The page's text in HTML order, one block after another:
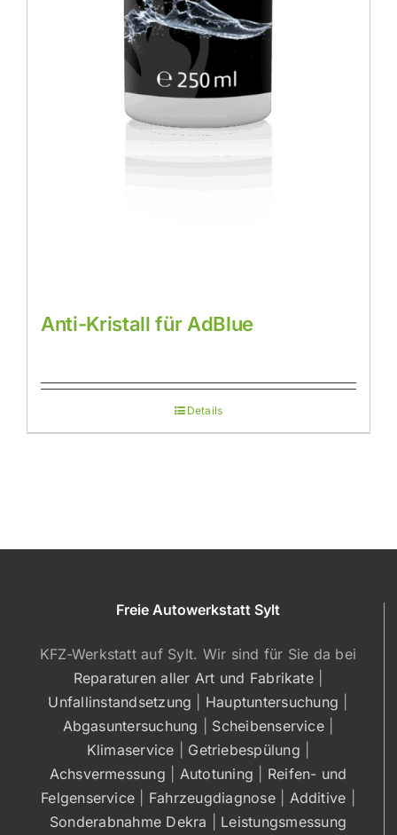
Anti-Kristall für AdBlue
Details
Freie Autowerkstatt Sylt
KFZ-Werkstatt auf Sylt. Wir sind für Sie da bei
Reparaturen aller Art und Fabrikate|
Unfallinstandsetzung
Hauptuntersuchung
Abgasuntersuchung
Scheibenservice|
Klimaservice
Getriebespülung
Achsvermessung
Autotuning
Reifen- und
Felgenservice
Fahrzeugdiagnose| Additive
Sonderabnahme Dekra
Leistungsmessung